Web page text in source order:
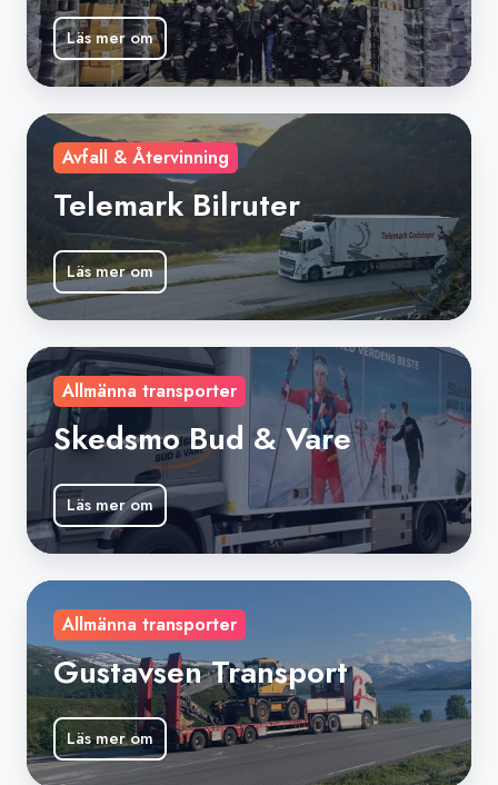
Läs mer om
Telemark
Bilruter
Avfall & Återvinning
Telemark Bilruter
Läs mer om
Skedsmo
&
Vare
Allmänna transporter
Skedsmo Bud & Vare
Läs mer om
Gustavsen
Transport
Allmänna transporter
Gustavsen Transport
Läs mer om